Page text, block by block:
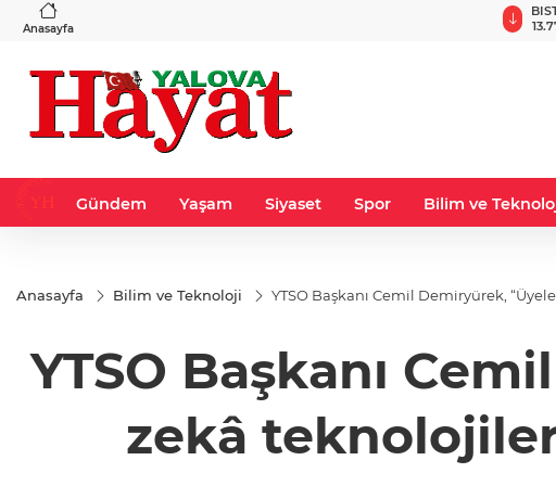
Anasayfa
%-0,22
Gündem Yaşam Siyaset Spor Bilim ve
Anasayfa Bilim ve Teknoloji YTSO Başkanı Cemil Demiryürek,
YTSO Başkanı
zekâ